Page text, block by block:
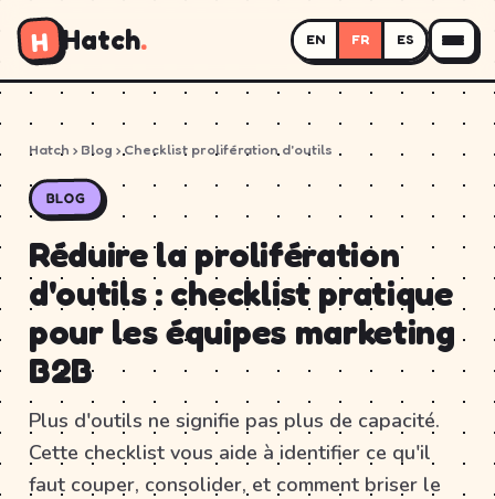
H Hatch. EN FR ES
Hatch › Blog › Checklist prolifération d'outils
BLOG
Réduire la prolifération
d'outils : checklist pratique
pour les équipes marketing
B2B
Plus d'outils ne signifie pas plus de capacité.
Cette checklist vous aide à identifier ce qu'il
faut couper, consolider, et comment briser le